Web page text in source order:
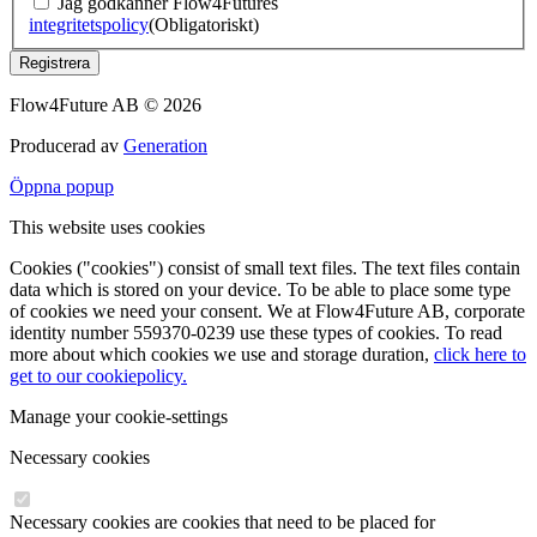
integritetspolicy(Obligatoriskt)
Registrera
Flow4Future AB © 2026
Producerad av Generation
Öppna popup
This website uses cookies
Cookies ("cookies") consist of small text files. The text files contain
data which is stored on your device. To be able to place some type
of cookies we need your consent. We at Flow4Future AB, corporate
identity number 559370-0239 use these types of cookies. To read
more about which cookies we use and storage duration, click here to
get to our cookiepolicy.
Manage your cookie-settings
Necessary cookies
Necessary cookies are cookies that need to be placed for